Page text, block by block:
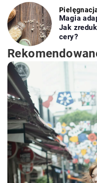
Magia
Jak
cery?